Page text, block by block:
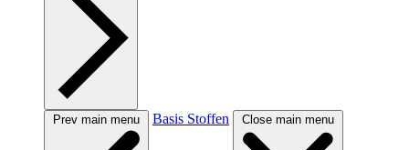
Prev main menu Basis Stoffen Close main menu